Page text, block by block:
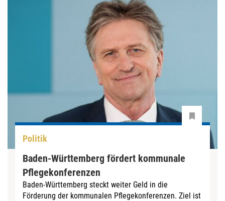
Politik
Baden-Württemberg fördert kommunale
Pflegekonferenzen
Baden-Württemberg steckt weiter Geld in die
Förderung der kommunalen Pflegekonferenzen. Ziel ist